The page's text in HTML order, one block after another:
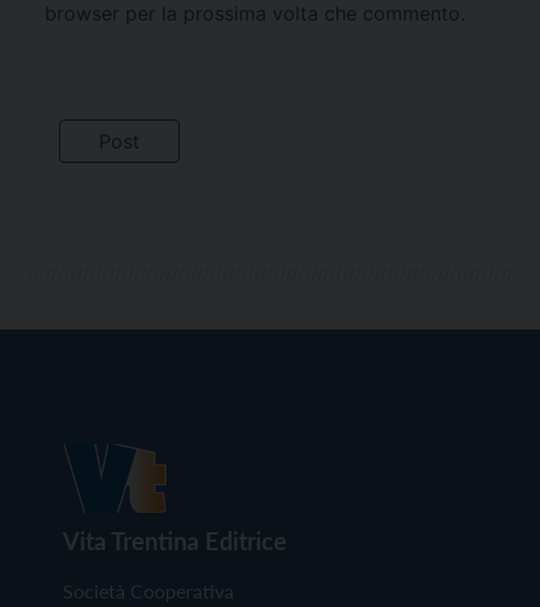
browser per la prossima volta che commento.
Vita Trentina Editrice
Società Cooperativa